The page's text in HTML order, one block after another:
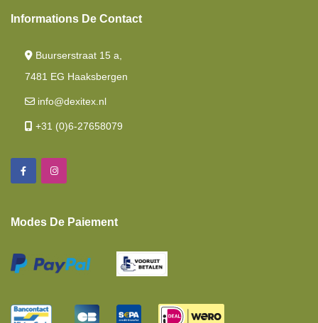
Informations De Contact
Buurserstraat 15 a,
7481 EG Haaksbergen
info@dexitex.nl
+31 (0)6-27658079
Modes De Paiement